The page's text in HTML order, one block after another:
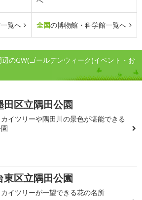
覧へ 全国の博物館・科学館一覧へ
のGW(ゴールデンウィーク)イベント・お
田区立隅田公園
イツリーや隅田川の景色が堪能できる
東区立隅田公園
イツリーが一望できる花の名所